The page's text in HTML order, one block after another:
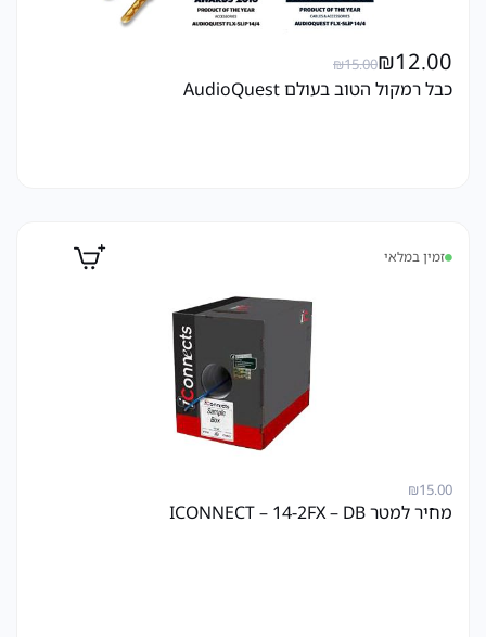
₪15.00₪12.00
כבל רמקול הטוב בעולם AudioQuest
זמין במלאי
₪15.00
מחיר למטר ICONNECT – 14-2FX – DB